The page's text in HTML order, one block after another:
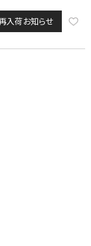
入荷お知らせ